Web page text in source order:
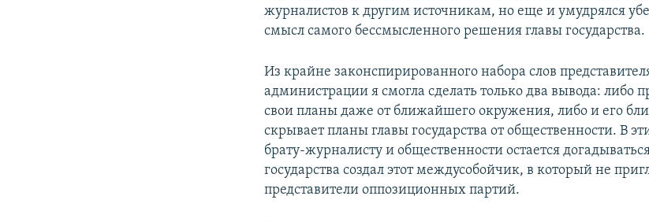
журналистов к другим источникам, но еще и умудрялся
смысл самого бессмысленного решения главы государства.
Из крайне законспирированного набора слов
администрации я смогла сделать только два вывода: либо
свои планы даже от ближайшего окружения, либо и его
скрывает планы главы государства от общественности. В
брату-журналисту и общественности остается
государства создал этот междусобойчик, в который не
представители оппозиционных партий.